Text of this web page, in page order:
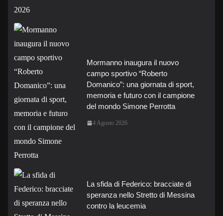
Mormanno inaugura il nuovo
campo sportivo “Roberto
Domanico”: una giornata di sport,
memoria e futuro con il campione
del mondo Simone Perrotta
4 Agosto 2026
La sfida di Federico: bracciate di
speranza nello Stretto di Messina
contro la leucemia